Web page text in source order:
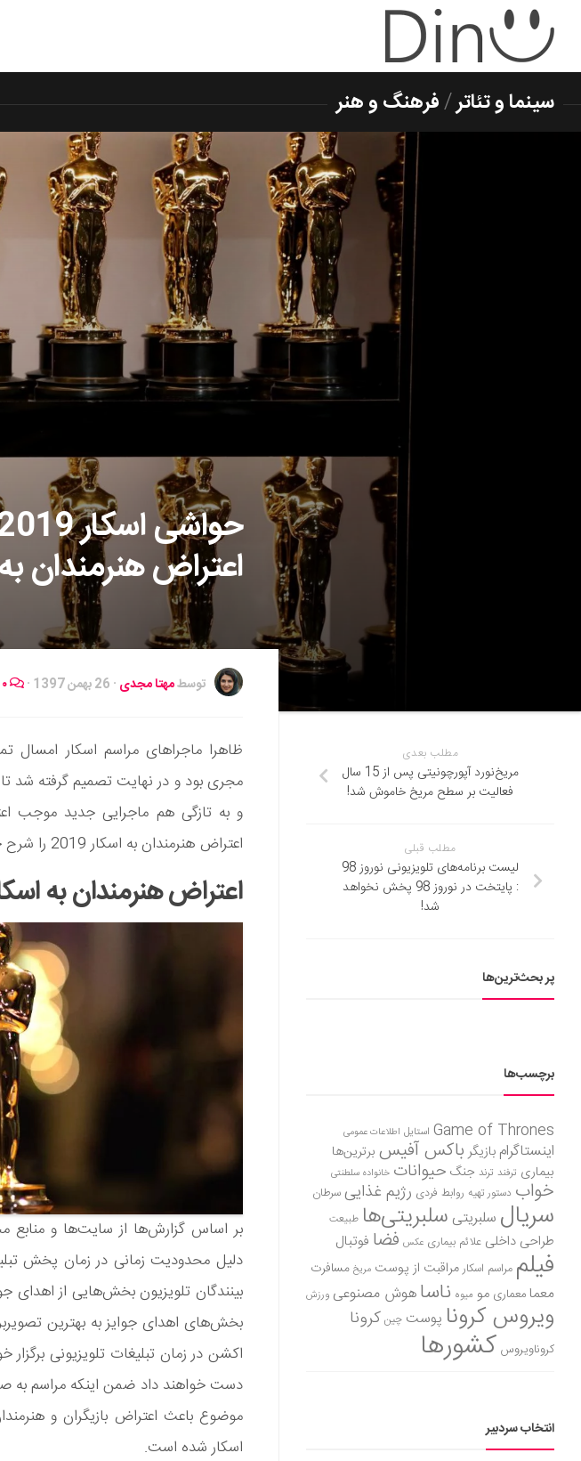
سینما و تئاتر/فرهنگ و هنر
اعتراض هنرمندان به اسکار
توسطمهتا مجدی · 26 بهمن 1397 ·
ظاهرا ماجراهای مراسم اسکار امسال
مجری بود و در نهایت تصمیم گرفته شد
و به تازگی هم ماجرایی جدید موجب
اعتراض هنرمندان به اسکار 2019 را شرح خواهیم داد.
اعتراض هنرمندان به اسکار
بر اساس گزارش‌ها از سایت‌ها و
دلیل محدودیت زمانی در زمان پخش
بینندگان تلویزیون بخش‌هایی از اهدای
بخش‌های اهدای جوایز به بهترین
اکشن در زمان تبلیغات تلویزیونی
دست خواهند داد ضمن اینکه مراسم به
موضوع باعث اعتراض بازیگران و
اسکار شده است.
مطلب بعدی
مریخ‌نورد آپورچونیتی پس از 15 سال
فعالیت بر سطح مریخ خاموش شد!
مطلب قبلی
لیست برنامه‌های تلویزیونی نوروز 98
: پایتخت در نوروز 98 پخش نخواهد
شد!
پر بحث‌ترین‌ها
برچسب‌ها
Game of Thrones استایل اطلاعات عمومی
اینستاگرام بازیگر باکس آفیس برترین‌ها
بیماری ترفند ترند جنگ حیوانات خانواده سلطنتی
خواب دستور تهیه روابط فردی رژیم غذاییسرطان
سریال سلبریتی سلبریتی‌ها طبیعت
طراحی داخلی علائم بیماری عکس فضا فوتبال
فیلم مراسم اسکارمراقبت از پوست مریخ مسافرت
معمامعماری مو میوه ناساهوش مصنوعی ورزش
ویروس کرونا پوست چین کرونا
کروناویروس کشورها
انتخاب سردبیر